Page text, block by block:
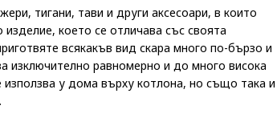
тигани, тави и други аксесоари, в които
което се отличава със своята
всякакъв вид скара много по-бързо и
изключително равномерно и до много висока
у дома върху котлона, но също така и